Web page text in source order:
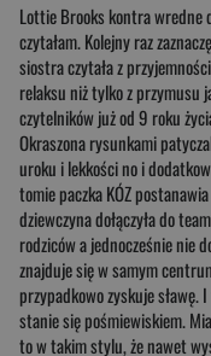
Lottie Brooks kontra wredne
czytałam. Kolejny raz
siostra czytała z
relaksu niż tylko z przymusu
czytelników już od 9 roku
Okraszona rysunkami
uroku i lekkości no i
tomie paczka KÓZ
dziewczyna dołączyła do
rodziców a jednocześnie nie
znajduje się w samym
przypadkowo zyskuje sławę.
stanie się pośmiewiskiem.
to w takim stylu, że nawet